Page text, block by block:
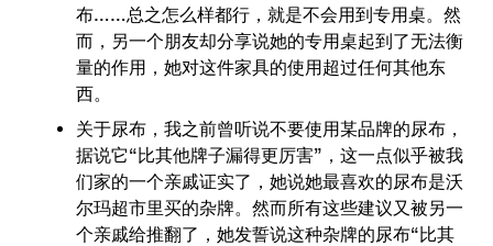
布……总之怎么样都行，就是不会用到专用桌。然
而，另一个朋友却分享说她的专用桌起到了无法衡
量的作用，她对这件家具的使用超过任何其他东
西。
关于尿布，我之前曾听说不要使用某品牌的尿布，
据说它“比其他牌子漏得更厉害”，这一点似乎被我
们家的一个亲戚证实了，她说她最喜欢的尿布是沃
尔玛超市里买的杂牌。然而所有这些建议又被另一
个亲戚给推翻了，她发誓说这种杂牌的尿布“比其